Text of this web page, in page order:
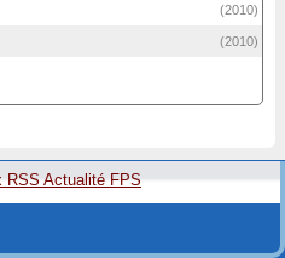
(2010)
(2010)